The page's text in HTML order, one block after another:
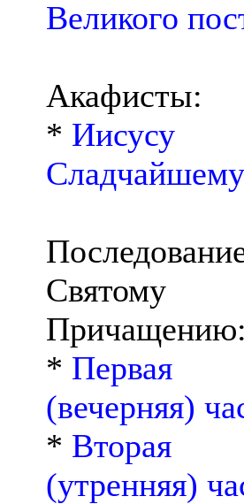
Великого
Акафисты:
* Иисусу
Сладчайшему
Святому
Причащению:
* Первая
(вечерняя)
* Вторая
(утренняя)